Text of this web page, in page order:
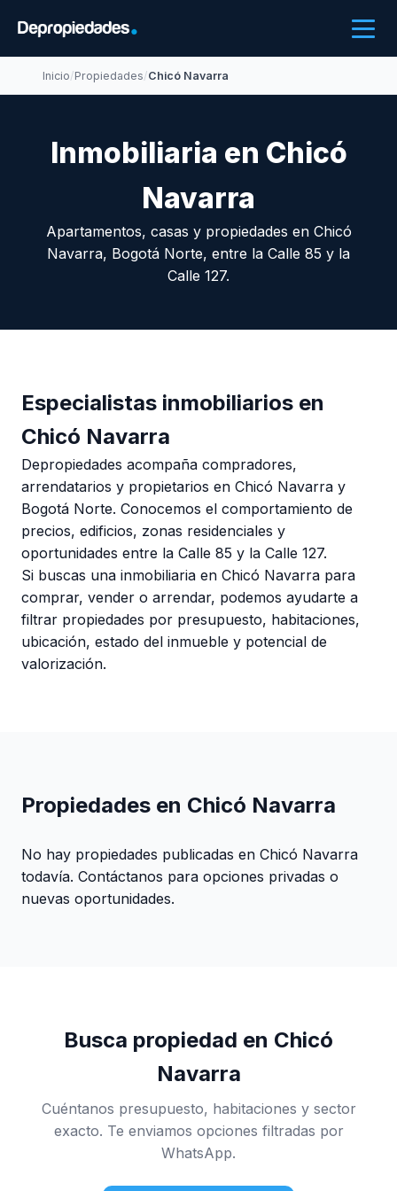
Inicio/Propiedades/Chicó Navarra
Inmobiliaria en Chicó
Navarra
Apartamentos, casas y propiedades en Chicó
Navarra, Bogotá Norte, entre la Calle 85 y la
Calle 127.
Especialistas inmobiliarios en
Chicó Navarra
Depropiedades acompaña compradores,
arrendatarios y propietarios en Chicó Navarra y
Bogotá Norte. Conocemos el comportamiento de
precios, edificios, zonas residenciales y
oportunidades entre la Calle 85 y la Calle 127.
Si buscas una inmobiliaria en Chicó Navarra para
comprar, vender o arrendar, podemos ayudarte a
filtrar propiedades por presupuesto, habitaciones,
ubicación, estado del inmueble y potencial de
valorización.
Propiedades en Chicó Navarra
No hay propiedades publicadas en Chicó Navarra
todavía. Contáctanos para opciones privadas o
nuevas oportunidades.
Busca propiedad en Chicó
Navarra
Cuéntanos presupuesto, habitaciones y sector
exacto. Te enviamos opciones filtradas por
WhatsApp.